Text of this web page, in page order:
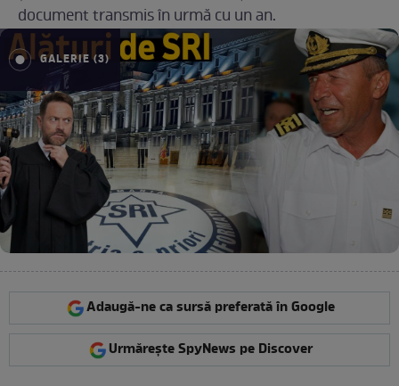
document transmis în urmă cu un an.
GALERIE (3)
Adaugă-ne ca sursă preferată în Google
Urmărește SpyNews pe Discover